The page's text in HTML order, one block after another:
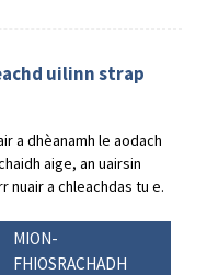
uilinn strap
a dhèanamh le aodach
aige, an uairsin
nuair a chleachdas tu e.
MION-
FHIOSRACHADH